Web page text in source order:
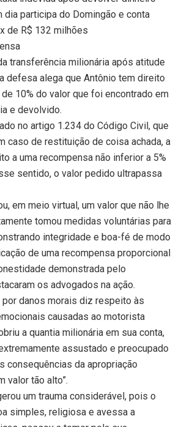
dia participa do Domingão e conta
de R$ 132 milhões
transferência milionária após atitude
defesa alega que Antônio tem direito
10% do valor que foi encontrado em
e devolvido.
no artigo 1.234 do Código Civil, que
caso de restituição de coisa achada, a
a uma recompensa não inferior a 5%
sentido, o valor pedido ultrapassa
em meio virtual, um valor que não lhe
tomou medidas voluntárias para
integridade e boa-fé de modo
de uma recompensa proporcional
demonstrada pelo
os advogados na ação.
por danos morais diz respeito às
causadas ao motorista
a quantia milionária em sua conta,
assustado e preocupado
consequências da apropriação
valor tão alto”.
um trauma considerável, pois o
simples, religiosa e avessa a